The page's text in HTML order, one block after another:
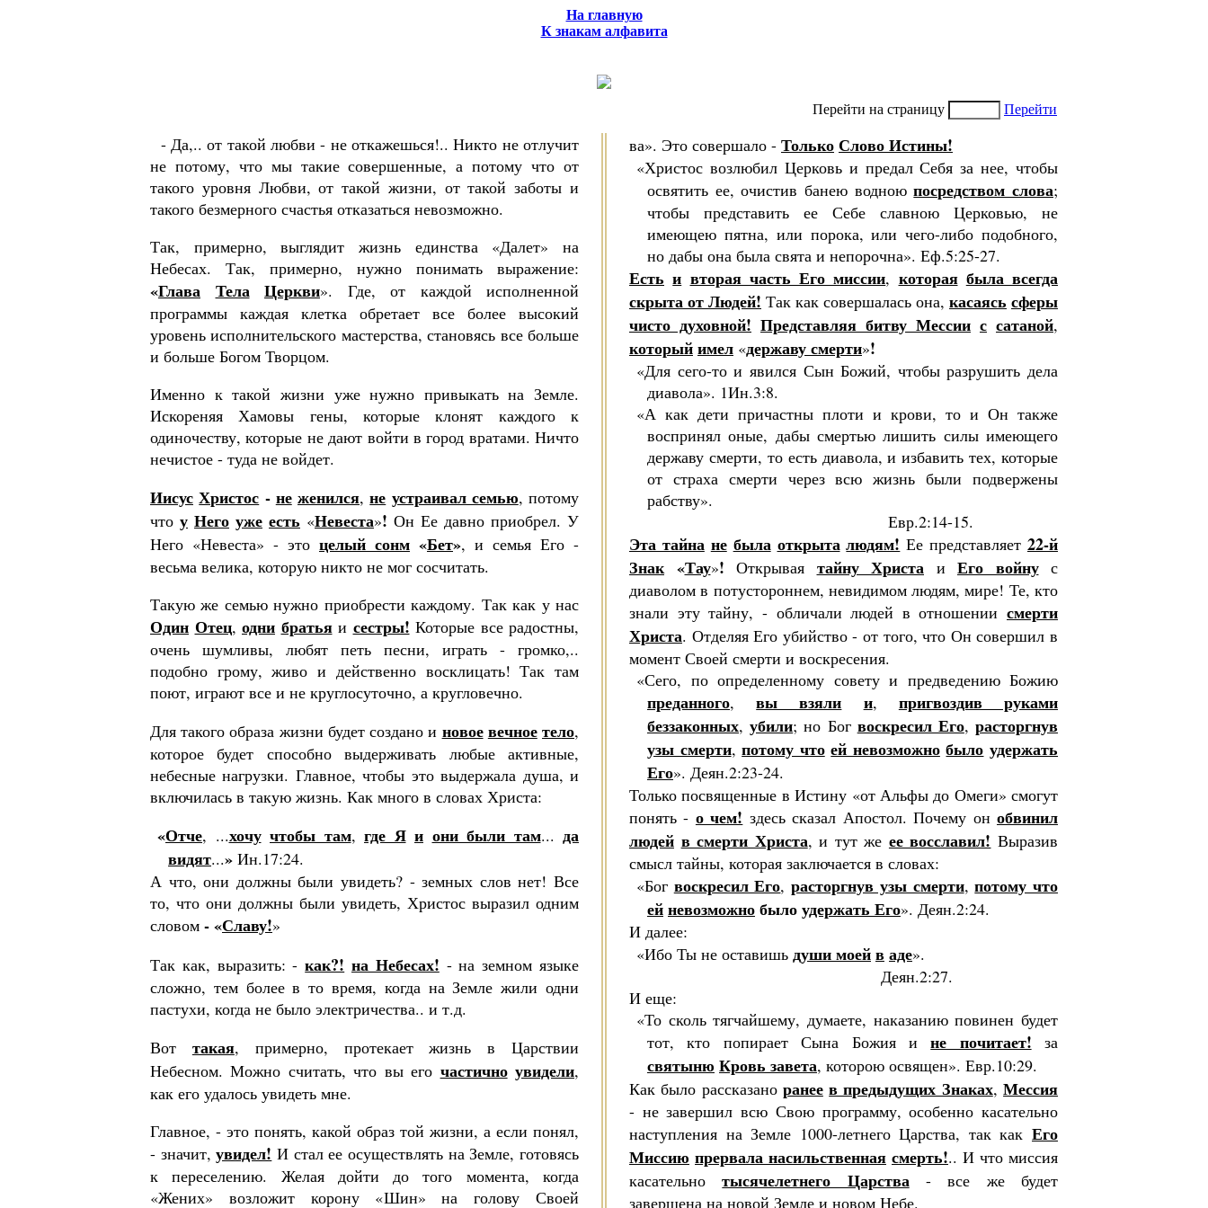
На главную
К знакам алфавита
Перейти на страницу Перейти
- Да,.. от такой любви - не откажешься!.. Никто не отлучит
не потому, что мы такие совершенные, а потому что от
такого уровня Любви, от такой жиз­ни, от такой заботы и
такого безмерного счастья отказаться невозможно.
Так, примерно, выглядит жизнь единства «Да­лет» на
Небесах. Так, примерно, нужно понимать выражение:
«Глава Тела Церкви». Где, от каж­дой исполненной
программы каждая клетка обре­тает все более высокий
уровень исполнительского мастерства, становясь все больше
и больше Богом Творцом.
Именно к такой жизни уже нужно привыкать на Земле.
Искореняя Хамовы гены, которые клонят каждого к
одиночеству, которые не дают войти в город вратами. Ничто
нечистое - туда не войдет.
Иисус Христос - не женился,не устраивал семью, потому
что у Него уже есть «Невеста»! Он Ее давно приобрел. У
Него «Невеста» - это це­лый сонм «Бет», и семья Его -
весьма велика, ко­торую никто не мог сосчитать.
Такую же семью нужно приобрести каждому. Так как у нас
Один Отец, одни братьяи сест­ры! Которые все радостны,
очень шумливы, лю­бят петь песни, играть - громко,..
подобно грому, живо и действенно восклицать! Так там
поют, иг­рают все и не круглосуточно, а кругловечно.
Для такого образа жизни будет создано и новое вечное тело,
которое будет способно выдержи­вать любые активные,
небесные нагрузки. Глав­ное, чтобы это выдержала душа, и
включилась в такую жизнь. Как много в словах Христа:
«Отче, ...хочу чтобы там, где Я и они были там... да
видят...» Ин.17:24.
А что, они должны были увидеть? - земных слов нет! Все
то, что они должны были увидеть, Хрис­тос выразил одним
словом - «Славу!»
Так как, выразить: -как?! на Небесах! - на земном языке
сложно, тем более в то время, когда на Земле жили одни
пастухи, когда не было элект­ричества.. и т.д.
Вот такая, примерно, протекает жизнь в Царст­вии
Небесном. Можно считать, что вы его час­тично увидели,
как его удалось увидеть мне.
Главное, - это понять, какой образ той жизни, а ес­ли понял,
- значит,увидел! И стал ее осущест­влять на Земле, готовясь
к переселению. Желая дойти до того момента, когда
«Жених» возложит корону «Шин» на голову Своей
­ва». Это совершало - ТолькоСлово Исти­ны!
«Христос возлюбил Церковь и предал Себя за нее, чтобы
освятить ее, очистив банею водноюпосредством слова;
чтобы представить ее Се­бе славною Церковью, не
имеющею пятна, или порока, или чего-либо подобного,
но дабы она была свята и непорочна». Еф.5:25-27.
Есть и вторая часть Его миссии, которая была всегда
скрыта от Людей! Так как совер­шалась она, касаясь сферы
чисто духовной! Представляя битву Мессии с сатаной,
кото­рыйимел «державу смерти»!
«Для сего-то и явился Сын Божий, чтобы разру­шить дела
диавола». 1Ин.3:8.
«А как дети причастны плоти и крови, то и Он также
воспринял оные, дабы смертью лишить силы имеющего
державу смерти, то есть диаво­ла, и избавить тех, которые
от страха смерти че­рез всю жизнь были подвержены
рабству».
Евр.2:14-15.
Эта тайна не была открыта людям! Ее пред­ставляет 22-й
Знак «Тау»! Открывая тайну Христа и Его войнус
диаволом в потусторон­нем, невидимом людям, мире! Те, кто
знали эту тайну, - обличали людей в отношении смерти
Христа. Отделяя Его убийство - от того, что Он со­вершил в
момент Своей смерти и воскресения.
«Сего, по определенному совету и предведению Божию
преданного,вы взяли и, пригвоз­див руками
беззаконных,убили; но Бог во­скресил Его,расторгнув
узы смерти,пото­му что ей невозможно было удержать
Его». Деян.2:23-24.
Только посвященные в Истину «от Альфы до Оме­ги» смогут
понять - о чем! здесь сказал Апостол. Почему онобвинил
людей в смерти Христа, и тут же ее восславил! Выразив
смысл тайны, ко­торая заключается в словах:
«Бог воскресил Его,расторгнув узы смерти,потому что
ейневозможнобылоудер­жать Его». Деян.2:24.
И далее:
«Ибо Ты не оставишь души моейваде».
Деян.2:27.
И еще:
«То сколь тягчайшему, думаете, наказанию пови­нен будет
тот, кто попирает Сына Божия ине почитает! за
святыню Кровь завета, кото­рою освящен». Евр.10:29.
Как было рассказано ранее в предыдущих Зна­ках, Мессия
- не завершил всю Свою программу, особенно касательно
наступления на Земле 1000-летнего Царства, так как Его
Миссию прервала насильственная смерть!.. И что миссия
каса­тельнотысячелетнего Царства- все же будет
завершена на новой Земле и новом Небе.